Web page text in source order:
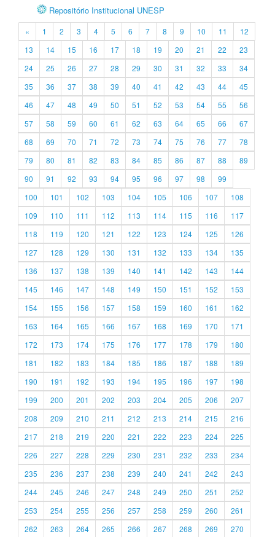
Repositório Institucional UNESP
« 1 2 3 4 5 6 7 8 9 10 11
12
13
14 15 16 17 18 19 20 21 22
23
24
25 26 27 28 29 30 31 32 33
34
35
36 37 38 39 40 41 42 43 44
45
46
47 48 49 50 51 52 53 54 55
56
57
58 59 60 61 62 63 64 65 66
67
68
69 70 71 72 73 74 75 76 77
78
79
80 81 82 83 84 85 86 87 88
89
90
91 92 93 94 95 96 97 98
99
100
101 102 103 104 105 106 107
108
109
110 111 112 113 114 115 116
117
118
119 120 121 122 123 124 125
126
127
128 129 130 131 132 133 134
135
136
137 138 139 140 141 142 143
144
145
146 147 148 149 150 151 152
153
154
155 156 157 158 159 160 161
162
163
164 165 166 167 168 169 170
171
172
173 174 175 176 177 178 179
180
181
182 183 184 185 186 187 188
189
190
191 192 193 194 195 196 197
198
199
200 201 202 203 204 205 206
207
208
209 210 211 212 213 214 215
216
217
218 219 220 221 222 223 224
225
226
227 228 229 230 231 232 233
234
235
236 237 238 239 240 241 242
243
244
245 246 247 248 249 250 251
252
253
254 255 256 257 258 259 260
261
262
263 264 265 266 267 268 269 270